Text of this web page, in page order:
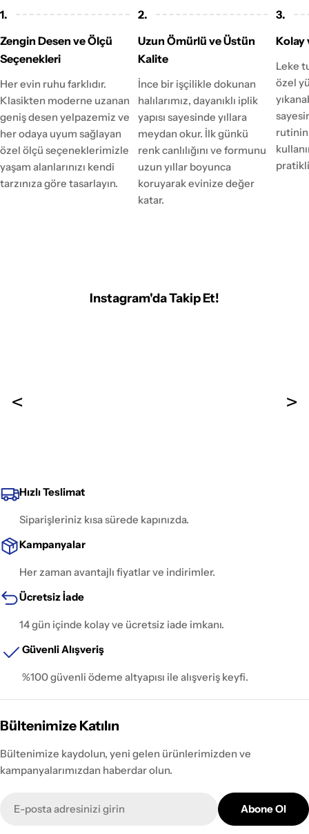
1.
Zengin Desen ve Ölçü
Seçenekleri
Her evin ruhu farklıdır.
Klasikten moderne uzanan
geniş desen yelpazemiz ve
her odaya uyum sağlayan
özel ölçü seçeneklerimizle
yaşam alanlarınızı kendi
tarzınıza göre tasarlayın.
2.
Uzun Ömürlü ve Üstün
Kalite
İnce bir işçilikle dokunan
halılarımız, dayanıklı iplik
yapısı sayesinde yıllara
meydan okur. İlk günkü
renk canlılığını ve formunu
uzun yıllar boyunca
koruyarak evinize değer
katar.
3.
Kolay
Leke
özel
Instagram'da Takip Et!
Hızlı Teslimat
Siparişleriniz kısa sürede kapınızda.
Kampanyalar
Her zaman avantajlı fiyatlar ve indirimler.
Ücretsiz İade
14 gün içinde kolay ve ücretsiz iade imkanı.
Güvenli Alışveriş
%100 güvenli ödeme altyapısı ile alışveriş keyfi.
Bültenimize Katılın
Bültenimize kaydolun, yeni gelen ürünlerimizden ve
kampanyalarımızdan haberdar olun.
posta
Abone Ol